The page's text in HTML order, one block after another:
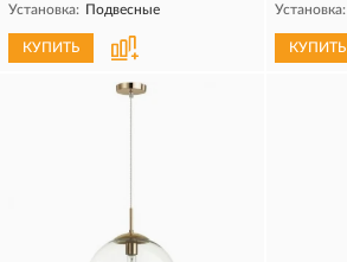
Установка: Подвесные
КУПИТЬ
Установка:
КУПИТЬ